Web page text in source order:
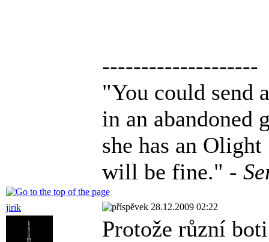
--------------------
"You could send
in an abandoned
she has an
will be fine." -
jirik 28.12.2009 02:22
Protože různí